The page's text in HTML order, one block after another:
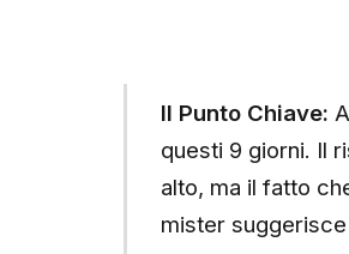
Il Punto Chiave:
questi 9 giorni. Il
alto, ma il fatto
mister